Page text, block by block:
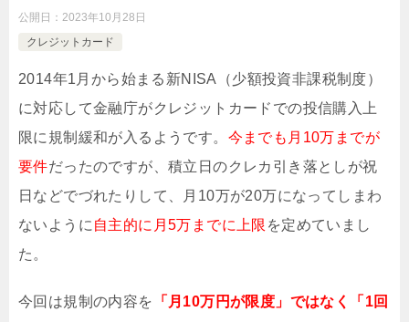
公開日： 2023年10月28日
クレジットカード
2014年1月から始まる新NISA（少額投資非課税制度）
に対応して金融庁がクレジットカードでの投信購入上
限に規制緩和が入るようです。 今までも月10万までが
要件だったのですが、積立日のクレカ引き落としが祝
日などでづれたりして、月10万が20万になってしまわ
ないように 自主的に月5万までに上限 を定めていまし
た。
今回は規制の内容を 「月10万円が限度」ではなく「1回